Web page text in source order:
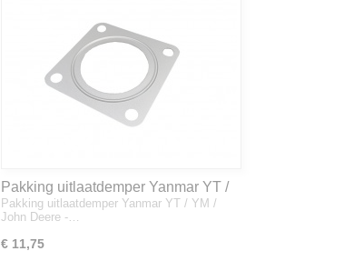
Pakking uitlaatdemper Yanmar YT /
YM / John Deere - 128300-13230
Pakking uitlaatdemper Yanmar YT / YM /
John Deere -…
€ 11,75